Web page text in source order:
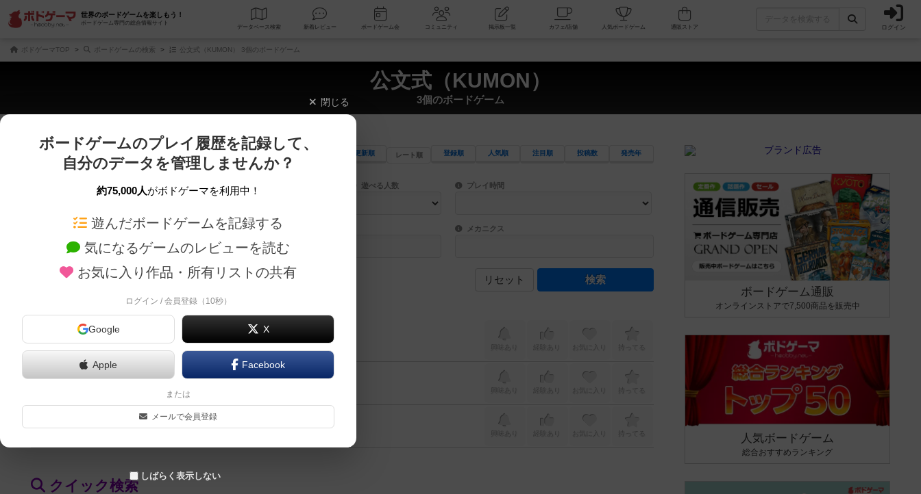
世界のボードゲームを楽しもう！
ボードゲーム専門の総合情報サイト
データベース 検索 新着レビュー ボードゲーム会 コミュニティ 掲示板一覧 カフェ/店舗 人気ボードゲーム ログイン
ボドゲーマTOP ボードゲームの検索 公文式（KUMON） 3個のボードゲーム
公文式（KUMON）
3個のボードゲーム
じっくり表示 さくさく表示 更新順 レート順 登録順 人気順 注目順 投稿数 発売年
商品名、商品説明文、デザイナー名、テーマ名、メカニクス名を対象にフリーワード検索ができます。
ゲームデザイナー名を指定して検索できます。
ゲームデザイナー プレイ対象人数に含まれるボードゲームを指定します。
遊べる人数 目安となる所要時間を指定することができます。マニュアルを読む時間や参加者へのルール説明時間は含まれていないため、初めて
プレイ時間
対象年齢を指定します。 世界観や登場人物などモチーフ・ストーリーを指定することができます。直感的にゲームシステムを理解できるよう、中世ファンタジー・クッキング・海賊同士の対決など、ゲームコンセプトを絞
テーマ/フレーバー ゲーム性を構成するコアシステムです。主にボードゲームに慣れている方向けの絞込機能です。例えば「ダイスロール」はランダ
メカニクス
リセット
スタディ囲碁（Study Igo）
お気に入り 持ってる
スタディ将棋（Study Shogi）
お気に入り 持ってる
お気に入り 持ってる
クイック検索
ボードゲーム通販
オンラインストアで7,500商品を販売中
人気ボードゲーム
総合おすすめランキング
閉じる
ボードゲームのプレイ履歴を記録して、
自分のデータを管理しませんか？
約75,000人がボドゲーマを利用中！
遊んだボードゲームを記録する
気になるゲームのレビューを読む
お気に入り作品・所有リストの共有
ログイン / 会員登録（10秒）
Google X
Apple Facebook
または
メールで会員登録
しばらく表示しない